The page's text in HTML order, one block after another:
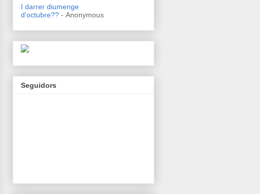
I darrer diumenge
d'octubre?? - Anonymous
Seguidors